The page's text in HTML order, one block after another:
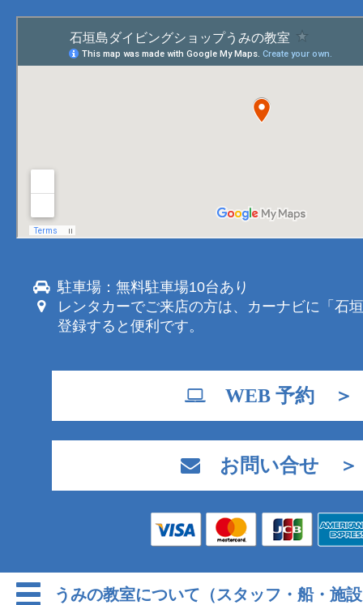
駐車場：無料駐車場10台あり
レンタカーでご来店の方は、カーナビに「石
登録すると便利です。
WEB 予約 ＞
お問い合せ ＞
うみの教室について（スタッフ・船・施